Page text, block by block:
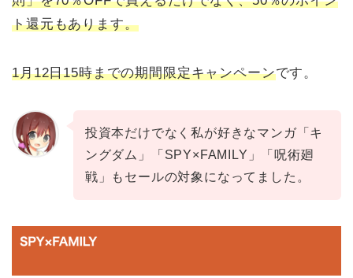
ト還元もあります。
1月12日15時までの期間限定キャンペーンです。
投資本だけでなく私が好きなマンガ「キ
ングダム」「SPY×FAMILY」「呪術廻
戦」もセールの対象になってました。